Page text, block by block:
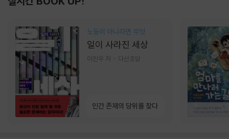
노동이 아니라면 무엇
일이 사라진 세상
이진우 저 다산초당
인간 존재의 당위를 찾다